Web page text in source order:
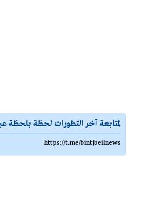
لمتابعة آخر التطورات لحظة بلحظة
https://t.me/bintjbeilnews